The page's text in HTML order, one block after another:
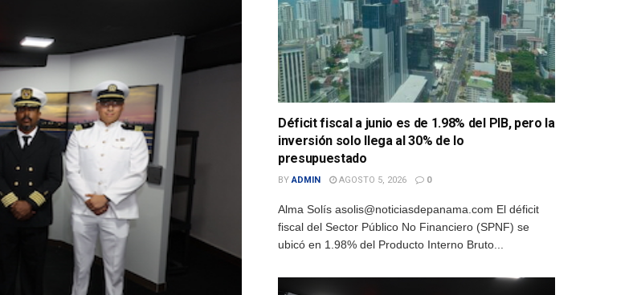
Déficit fiscal a junio es de 1.98% del PIB, pero la
inversión solo llega al 30% de lo
presupuestado
BY ADMIN AGOSTO 5, 2026 0
Alma Solís asolis@noticiasdepanama.com El déficit
fiscal del Sector Público No Financiero (SPNF) se
ubicó en 1.98% del Producto Interno Bruto...